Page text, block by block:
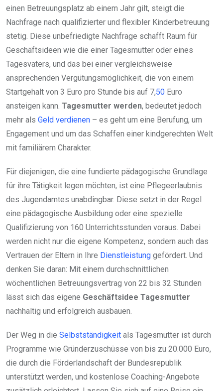
einen Betreuungsplatz ab einem Jahr gilt, steigt die
Nachfrage nach qualifizierter und flexibler Kinderbetreuung
stetig. Diese unbefriedigte Nachfrage schafft Raum für
Geschäftsideen wie die einer Tagesmutter oder eines
Tagesvaters, und das bei einer vergleichsweise
ansprechenden Vergütungsmöglichkeit, die von einem
Startgehalt von 3 Euro pro Stunde bis auf 7,50 Euro
ansteigen kann. Tagesmutter werden, bedeutet jedoch
mehr als Geld verdienen – es geht um eine Berufung, um
Engagement und um das Schaffen einer kindgerechten Welt
mit familiärem Charakter.
Für diejenigen, die eine fundierte pädagogische Grundlage
für ihre Tätigkeit legen möchten, ist eine Pflegeerlaubnis
des Jugendamtes unabdingbar. Diese setzt in der Regel
eine pädagogische Ausbildung oder eine spezielle
Qualifizierung von 160 Unterrichtsstunden voraus. Dabei
werden nicht nur die eigene Kompetenz, sondern auch das
Vertrauen der Eltern in Ihre Dienstleistung gefördert. Und
denken Sie daran: Mit einem durchschnittlichen
wöchentlichen Betreuungsvertrag von 22 bis 32 Stunden
lässt sich das eigene Geschäftsidee Tagesmutter
nachhaltig und erfolgreich ausbauen.
Der Weg in die Selbstständigkeit als Tagesmutter ist durch
Programme wie Gründerzuschüsse von bis zu 20.000 Euro,
die durch die Förderlandschaft der Bundesrepublik
unterstützt werden, und kostenlose Coaching-Angebote